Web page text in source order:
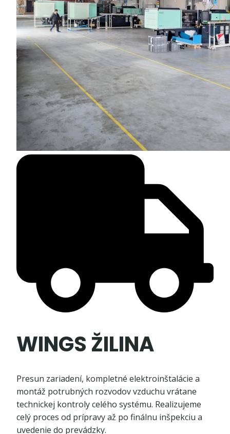
WINGS ŽILINA
Presun zariadení, kompletné elektroinštalácie a
montáž potrubných rozvodov vzduchu vrátane
technickej kontroly celého systému. Realizujeme
celý proces od prípravy až po finálnu inšpekciu a
uvedenie do prevádzky.